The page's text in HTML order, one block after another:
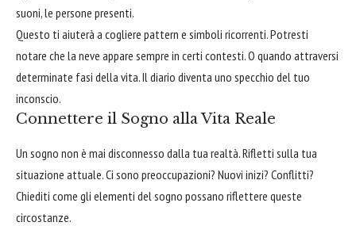
suoni, le persone presenti.
Questo ti aiuterà a cogliere pattern e simboli ricorrenti. Potresti
notare che la neve appare sempre in certi contesti. O quando attraversi
determinate fasi della vita. Il diario diventa uno specchio del tuo
inconscio.
Connettere il Sogno alla Vita Reale
Un sogno non è mai disconnesso dalla tua realtà. Rifletti sulla tua
situazione attuale. Ci sono preoccupazioni? Nuovi inizi? Conflitti?
Chiediti come gli elementi del sogno possano riflettere queste
circostanze.